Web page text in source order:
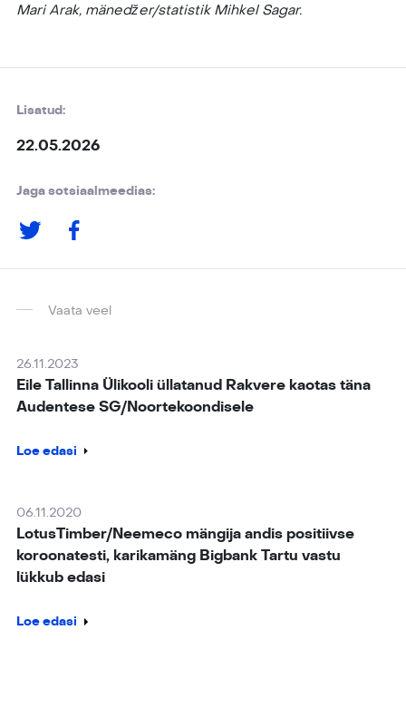
Mari Arak, mänedžer/statistik Mihkel Sagar.
Lisatud:
22.05.2026
Jaga sotsiaalmeedias:
Vaata veel
26.11.2023
Eile Tallinna Ülikooli üllatanud Rakvere kaotas täna
Audentese SG/Noortekoondisele
Loe edasi
06.11.2020
LotusTimber/Neemeco mängija andis positiivse
koroonatesti, karikamäng Bigbank Tartu vastu
lükkub edasi
Loe edasi